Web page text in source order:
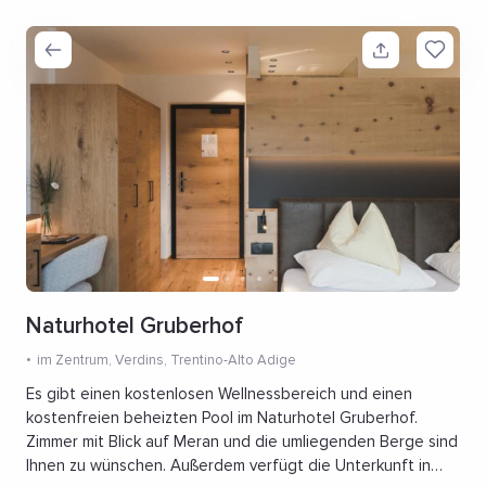
Naturhotel Gruberhof
im Zentrum, Verdins, Trentino-Alto Adige
Es gibt einen kostenlosen Wellnessbereich und einen
kostenfreien beheizten Pool im Naturhotel Gruberhof.
Zimmer mit Blick auf Meran und die umliegenden Berge sind
Ihnen zu wünschen. Außerdem verfügt die Unterkunft in